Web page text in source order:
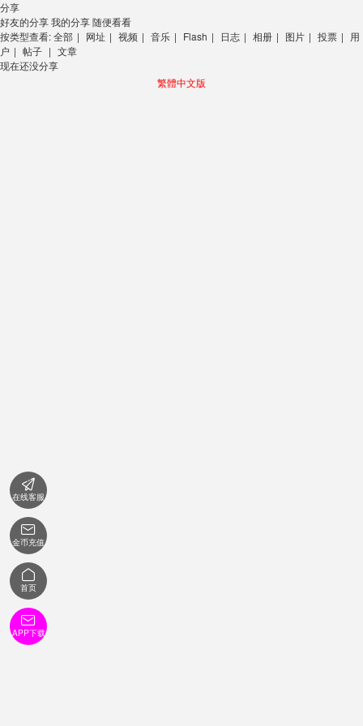
分享
好友的分享我的分享随便看看
按类型查看:全部 | 网址 | 视频 | 音乐 | Flash | 日志 | 相册 | 图片 | 投票 | 用
户 | 帖子 | 文章
现在还没分享
繁體中文版

在线客服

金币充值

首页

APP下载